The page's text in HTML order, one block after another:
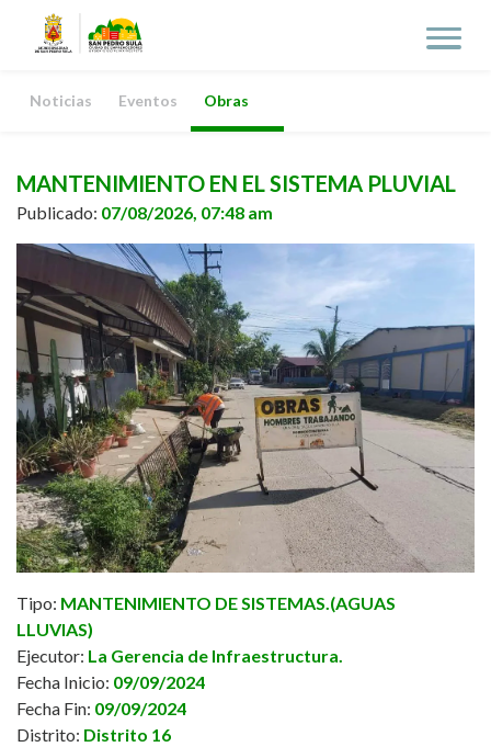
Noticias Eventos Obras
MANTENIMIENTO EN EL SISTEMA PLUVIAL
Publicado: 07/08/2026, 07:48 am
Tipo: MANTENIMIENTO DE SISTEMAS.(AGUAS
LLUVIAS)
Ejecutor: La Gerencia de Infraestructura.
Fecha Inicio: 09/09/2024
Fecha Fin: 09/09/2024
Distrito: Distrito 16